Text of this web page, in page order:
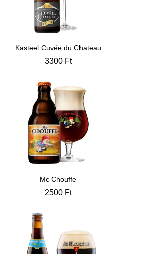
Kasteel Cuvée du Chateau
3300 Ft
Mc Chouffe
2500 Ft